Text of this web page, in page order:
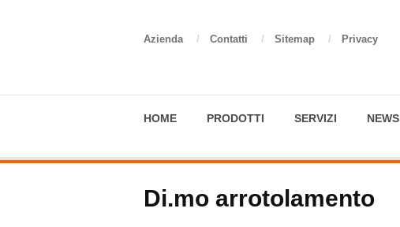
Azienda / Contatti / Sitemap / Privacy
HOME PRODOTTI SERVIZI NEWS
Di.mo arrotolamento